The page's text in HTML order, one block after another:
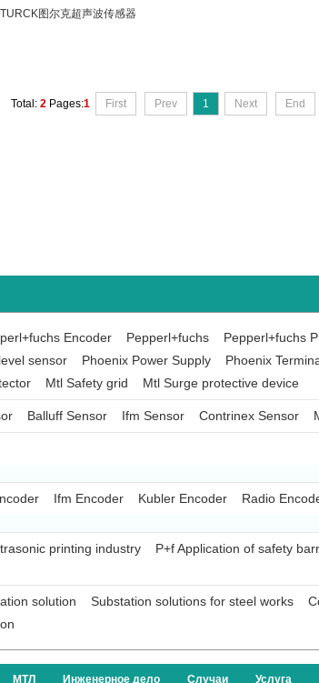
TURCK图尔克超声波传感器
Total: 2 Pages:1 First Prev 1 Next End
Encoder Pepperl+fuchs
Pepperl+fuchs
sensor Phoenix Power Supply Phoenix
Mtl Safety grid Mtl Surge protective device
Balluff Sensor Ifm Sensor Contrinex Sensor
Ifm Encoder Kubler Encoder Radio
printing industry
P+f Application of safety
solution Substation solutions for steel works
МТЛ Инженерное дело Случаи Услуга